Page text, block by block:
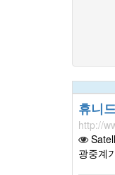
휴니
http://
광중계